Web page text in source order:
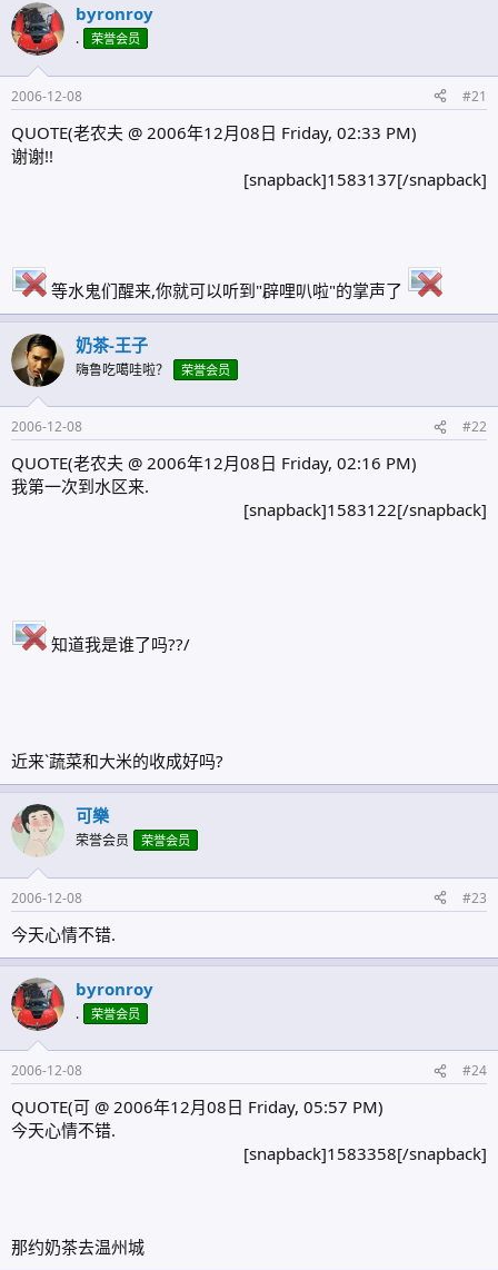
byronroy
. 荣誉会员
2006-12-08 #21
QUOTE(老农夫 @ 2006年12月08日 Friday, 02:33 PM)
谢谢!!
[snapback]1583137[/snapback]​
等水鬼们醒来,你就可以听到"辟哩叭啦"的掌声了
奶茶-王子
嗨鲁吃噶哇啦？ 荣誉会员
2006-12-08 #22
QUOTE(老农夫 @ 2006年12月08日 Friday, 02:16 PM)
我第一次到水区来.
[snapback]1583122[/snapback]​
知道我是谁了吗??/
近来`蔬菜和大米的收成好吗?
可樂
荣誉会员 荣誉会员
2006-12-08 #23
今天心情不错.
byronroy
. 荣誉会员
2006-12-08 #24
QUOTE(可 @ 2006年12月08日 Friday, 05:57 PM)
今天心情不错.
[snapback]1583358[/snapback]​
那约奶茶去温州城